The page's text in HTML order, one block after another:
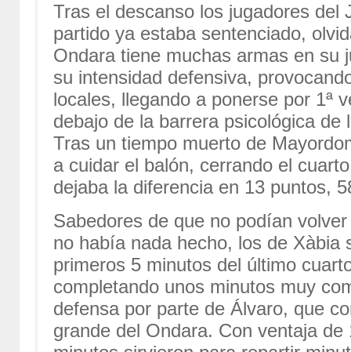
Tras el descanso los jugadores del
partido ya estaba sentenciado,
Ondara tiene muchas armas en su
su intensidad defensiva,
locales, llegando a ponerse por 1ª
debajo de la barrera psicológica
Tras un tiempo muerto de
a cuidar el balón, cerrando el
dejaba la diferencia en 13 puntos,
Sabedores de que no podían
no había nada hecho, los de Xàbia
primeros 5 minutos del último
completando unos minutos muy
defensa por parte de Álvaro, que
grande del Ondara. Con ventaja